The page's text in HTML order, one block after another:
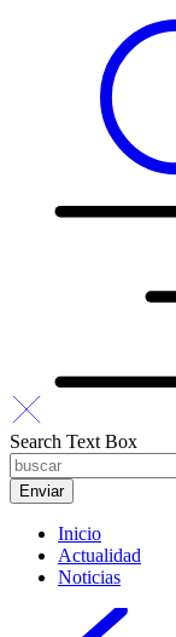
Search Text Box
Inicio
Actualidad
Noticias